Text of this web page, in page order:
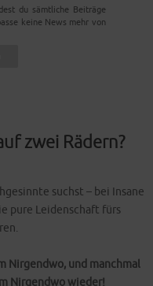
du sämtliche Beiträge
keine News mehr von
zwei Rädern?
suchst – bei Insane
pure Leidenschaft fürs
Nirgendwo, und manchmal
Nirgendwo wieder!